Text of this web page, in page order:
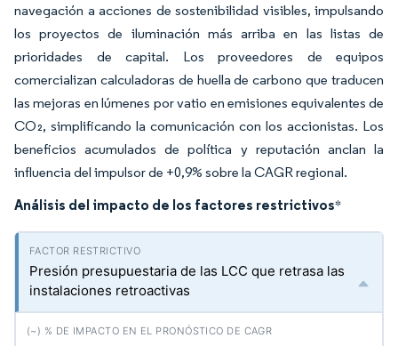
navegación a acciones de sostenibilidad visibles, impulsando
los proyectos de iluminación más arriba en las listas de
prioridades de capital. Los proveedores de equipos
comercializan calculadoras de huella de carbono que traducen
las mejoras en lúmenes por vatio en emisiones equivalentes de
CO₂, simplificando la comunicación con los accionistas. Los
beneficios acumulados de política y reputación anclan la
influencia del impulsor de +0,9% sobre la CAGR regional.
Análisis del impacto de los factores restrictivos*
Presión presupuestaria de las LCC que retrasa las
instalaciones retroactivas